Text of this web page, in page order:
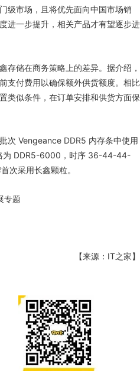
级市场，且将优先面向中国市场销
进一步提升，相关产品才有望逐步进
存储在商务策略上的差异。据介绍，
支付费用以确保额外供货额度。相比
类似条件，在订单安排和供货方面保
次 Vengeance DDR5 内存条中使用
为 DDR5-6000，时序 36-44-44-
次采用长鑫颗粒。
专题
【来源：IT之家】